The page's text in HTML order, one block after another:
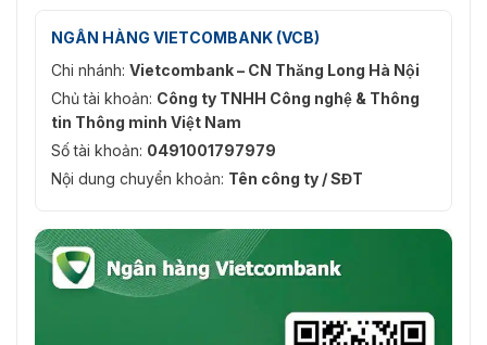
NGÂN HÀNG VIETCOMBANK (VCB)
Chi nhánh: Vietcombank – CN Thăng Long Hà Nội
Chủ tài khoản: Công ty TNHH Công nghệ & Thông
tin Thông minh Việt Nam
Số tài khoản: 0491001797979
Nội dung chuyển khoản: Tên công ty / SĐT